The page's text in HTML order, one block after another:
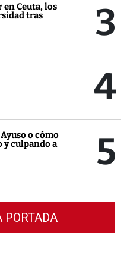
en Ceuta, los
tras
3
4
o cómo
y culpando a
5
PORTADA